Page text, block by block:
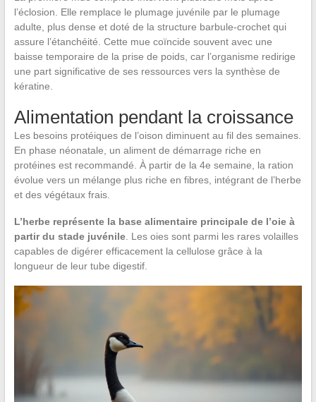
l’éclosion. Elle remplace le plumage juvénile par le plumage
adulte, plus dense et doté de la structure barbule-crochet qui
assure l’étanchéité. Cette mue coïncide souvent avec une
baisse temporaire de la prise de poids, car l’organisme redirige
une part significative de ses ressources vers la synthèse de
kératine.
Alimentation pendant la croissance
Les besoins protéiques de l’oison diminuent au fil des semaines.
En phase néonatale, un aliment de démarrage riche en
protéines est recommandé. À partir de la 4e semaine, la ration
évolue vers un mélange plus riche en fibres, intégrant de l’herbe
et des végétaux frais.
L’herbe représente la base alimentaire principale de l’oie à
partir du stade juvénile. Les oies sont parmi les rares volailles
capables de digérer efficacement la cellulose grâce à la
longueur de leur tube digestif.